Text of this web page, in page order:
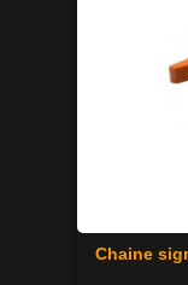
Chaine